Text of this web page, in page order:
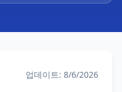
업데이트: 8/6/2026